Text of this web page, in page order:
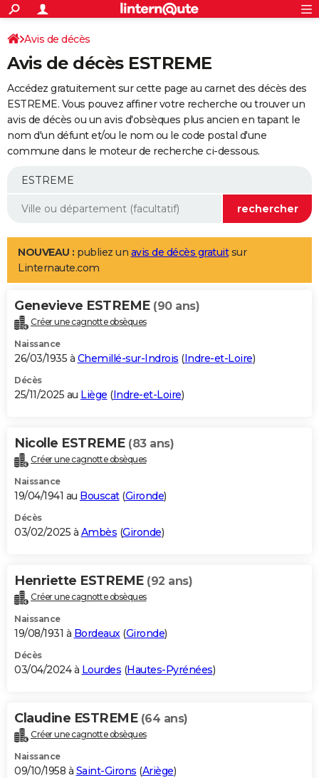
ACTUALITÉS
Politique
Société
Faits Divers
Education
Monde
Villes
+
SPORT
Coupe du monde 2026
Football
Tennis
Cyclisme
Rugby
Forum
Programme TV
TNT
Streaming
Cinéma
Sorties cinéma
Musique
+
FINANCE
Retraite
Epargne
Immobilier
Risques naturels par ville
Banque
Assurance
AUTO
Essais
Réserver un essai
Citadines
Berlines
SUV
Forum auto
+
Mobiles
Meilleur smartphone
Internet
Ordinateurs
Jeux vidéo
Guide high-tech
Aménagement intérieur
LIFESTYLE
Art de vivre
Bien-être
Loisirs
Mode
Modes de vie
Alimentation
Guide de la santé
Maladies
Médicaments
Sommeil
VOYAGE
Destinations
City break
Voyage nature
Voyage de noces
Forum
Climat
+PHOTO
GUIDES D'ACHAT
BONS PLANS
Carte de Noël
Carte Bonne année
Carte Saint-Valentin
Carte Pâques
Carte d'anniversaire
DICTIONNAIRE
Dictionnaire
Biographies
Citations
Expressions
Proverbes
PROGRAMME TV
S'inscrire
Se connecter
Lycées
Collèges
Primaires
Universités
Entreprises
Service militaire
Avis de recherche
AVIS DE DÉCÈS
Bricolage
Lifestyle
Culture
Sport
Auto
Television
Voyage
Cinema
Avis de décès
Avis de décès ESTREME
Accédez gratuitement sur cette page au carnet des décès des
ESTREME. Vous pouvez affiner votre recherche ou trouver un
avis de décès ou un avis d'obsèques plus ancien en tapant le
nom d'un défunt et/ou le nom ou le code postal d'une
commune dans le moteur de recherche ci-dessous.
NOUVEAU : publiez un avis de décès gratuitsur
Linternaute.com
Genevieve ESTREME (90 ans)
Créer une cagnotte obsèques
Naissance
26/03/1935 à Chemillé-sur-Indrois (Indre-et-Loire)
Décès
25/11/2025 au Liège (Indre-et-Loire)
Nicolle ESTREME (83 ans)
Créer une cagnotte obsèques
Naissance
19/04/1941 au Bouscat(Gironde)
Décès
03/02/2025 à Ambès (Gironde)
Henriette ESTREME (92 ans)
Créer une cagnotte obsèques
Naissance
19/08/1931 à Bordeaux(Gironde)
Décès
03/04/2024 à Lourdes (Hautes-Pyrénées)
Claudine ESTREME (64 ans)
Créer une cagnotte obsèques
Naissance
09/10/1958 à Saint-Girons (Ariège)